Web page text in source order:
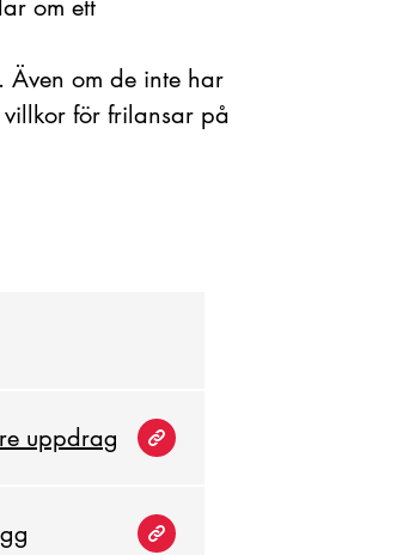
om ett
om de inte har
för frilansar på
uppdrag